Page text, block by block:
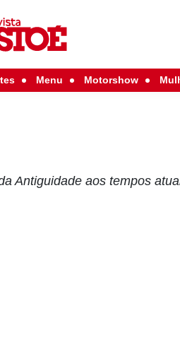
Menu Motorshow
Antiguidade aos tempos